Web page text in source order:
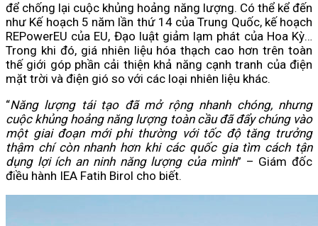
để chống lại cuộc khủng hoảng năng lượng. Có thể kể đến
như Kế hoạch 5 năm lần thứ 14 của Trung Quốc, kế hoạch
REPowerEU của EU, Đạo luật giảm lạm phát của Hoa Kỳ…
Trong khi đó, giá nhiên liệu hóa thạch cao hơn trên toàn
thế giới góp phần cải thiện khả năng cạnh tranh của điện
mặt trời và điện gió so với các loại nhiên liệu khác.
“Năng lượng tái tạo đã mở rộng nhanh chóng, nhưng
cuộc khủng hoảng năng lượng toàn cầu đã đẩy chúng vào
một giai đoạn mới phi thường với tốc độ tăng trưởng
thậm chí còn nhanh hơn khi các quốc gia tìm cách tận
dụng lợi ích an ninh năng lượng của mình” – Giám đốc
điều hành IEA Fatih Birol cho biết.